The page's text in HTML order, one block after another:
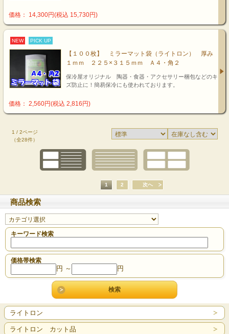
価格： 14,300円(税込 15,730円)
NEW PICK UP
【１００枚】 ミラーマット袋（ライトロン） 厚み
１ｍｍ ２２５×３１５ｍｍ Ａ４・角２
保冷屋オリジナル 陶器・食器・アクセサリー梱包などのキ
ズ防止に！簡易保冷にも使われております。
価格： 2,560円(税込 2,816円)
1 / 2ページ
（全28件）
1 2 次へ
商品検索
キーワード検索
価格帯検索
円 ～ 円
ライトロン
ライトロン カット品